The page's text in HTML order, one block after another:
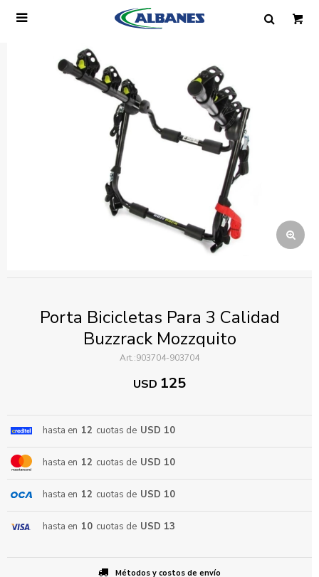

Porta Bicicletas Para 3 Calidad
Buzzrack Mozzquito
903704-903704
USD 125
hasta en 12 cuotas de USD 10
hasta en 12 cuotas de USD 10
hasta en 12 cuotas de USD 10
hasta en 10 cuotas de USD 13
Métodos y costos de envío
Ingresa tus datos y te informaremos cuando
tengamos stock disponible.